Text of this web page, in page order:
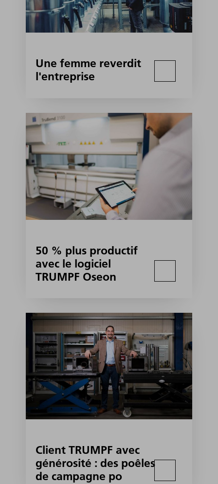
Une femme reverdit
l'entreprise
50 % plus productif
avec le logiciel
TRUMPF Oseon
Client TRUMPF avec
générosité : des poêles
de campagne po